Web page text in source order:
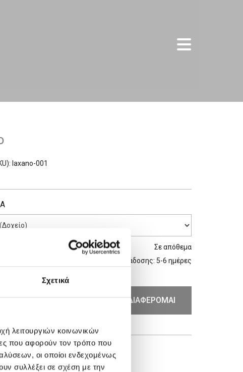
Σχετικά
λειτουργιών κοινωνικών
που αφορούν τον τρόπο που
οι οποίοι ενδεχομένως
συλλέξει σε σχέση με την
laxano-001
Σε απόθεμα
Εκτιμώμενος χρόνος παράδοσης: 5-6 ημέρες
- + ΕΝΔΙΑΦΕΡΟΜΑΙ
σε Συσκευασίες